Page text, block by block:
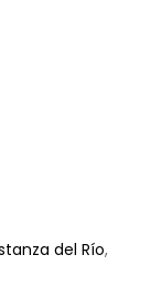
del Río,